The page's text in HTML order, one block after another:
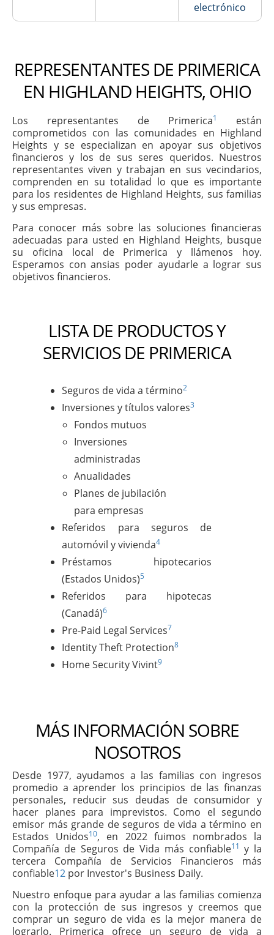
electrónico
REPRESENTANTES DE PRIMERICA
EN HIGHLAND HEIGHTS, OHIO
Los representantes de Primerica1
están
comprometidos con las comunidades en Highland
Heights y se especializan en apoyar sus objetivos
financieros y los de sus seres queridos. Nuestros
representantes viven y trabajan en sus vecindarios,
comprenden en su totalidad lo que es importante
para los residentes de Highland Heights, sus familias
y sus empresas.
Para conocer más sobre las soluciones financieras
adecuadas para usted en Highland Heights, busque
su oficina local de Primerica y llámenos hoy.
Esperamos con ansias poder ayudarle a lograr sus
objetivos financieros.
LISTA DE PRODUCTOS Y
SERVICIOS DE PRIMERICA
Seguros de vida a término2
Inversiones y títulos valores3
Fondos mutuos
Inversiones
administradas
Anualidades
Planes de jubilación
para empresas
Referidos para seguros de
automóvil y vivienda4
Préstamos hipotecarios
(Estados Unidos)5
Referidos para hipotecas
(Canadá)6
Pre-Paid Legal Services7
Identity Theft Protection8
Home Security Vivint9
MÁS INFORMACIÓN SOBRE
NOSOTROS
Desde 1977, ayudamos a las familias con ingresos
promedio a aprender los principios de las finanzas
personales, reducir sus deudas de consumidor y
hacer planes para imprevistos. Como el segundo
emisor más grande de seguros de vida a término en
Estados Unidos10, en 2022 fuimos nombrados la
Compañía de Seguros de Vida más confiable11 y la
tercera Compañía de Servicios Financieros más
confiable12 por Investor's Business Daily.
Nuestro enfoque para ayudar a las familias comienza
con la protección de sus ingresos y creemos que
comprar un seguro de vida es la mejor manera de
lograrlo. Primerica ofrece un seguro de vida a